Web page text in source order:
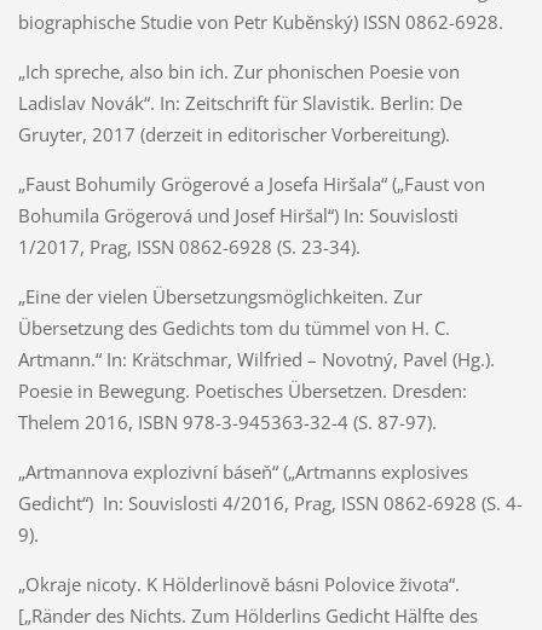
biographische Studie von Petr Kuběnský) ISSN 0862-6928.
„Ich spreche, also bin ich. Zur phonischen Poesie von
Ladislav Novák“. In: Zeitschrift für Slavistik. Berlin: De
Gruyter, 2017 (derzeit in editorischer Vorbereitung).
„Faust Bohumily Grögerové a Josefa Hiršala“ („Faust von
Bohumila Grögerová und Josef Hiršal“) In: Souvislosti
1/2017, Prag, ISSN 0862-6928 (S. 23-34).
„Eine der vielen Übersetzungsmöglichkeiten. Zur
Übersetzung des Gedichts tom du tümmel von H. C.
Artmann.“ In: Krätschmar, Wilfried – Novotný, Pavel (Hg.).
Poesie in Bewegung. Poetisches Übersetzen. Dresden:
Thelem 2016, ISBN 978-3-945363-32-4 (S. 87-97).
„Artmannova explozivní báseň“ („Artmanns explosives
Gedicht“) In: Souvislosti 4/2016, Prag, ISSN 0862-6928 (S. 4-
9).
„Okraje nicoty. K Hölderlinově básni Polovice života“.
[„Ränder des Nichts. Zum Hölderlins Gedicht Hälfte des